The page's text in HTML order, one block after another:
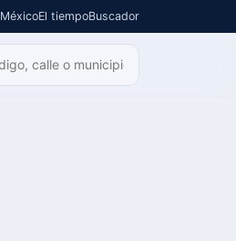
MéxicoEl tiempoBuscador